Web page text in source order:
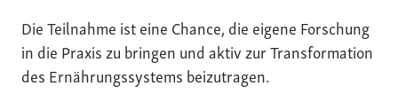
Die Teilnahme ist eine Chance, die eigene Forschung
in die Praxis zu bringen und aktiv zur Transformation
des Ernährungssystems beizutragen.